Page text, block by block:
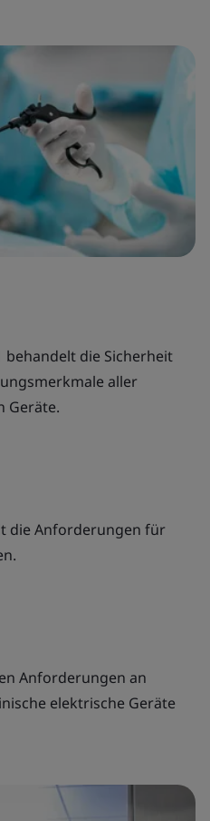
behandelt die Sicherheit
aller
Geräte.
die Anforderungen für
Anforderungen an
elektrische Geräte